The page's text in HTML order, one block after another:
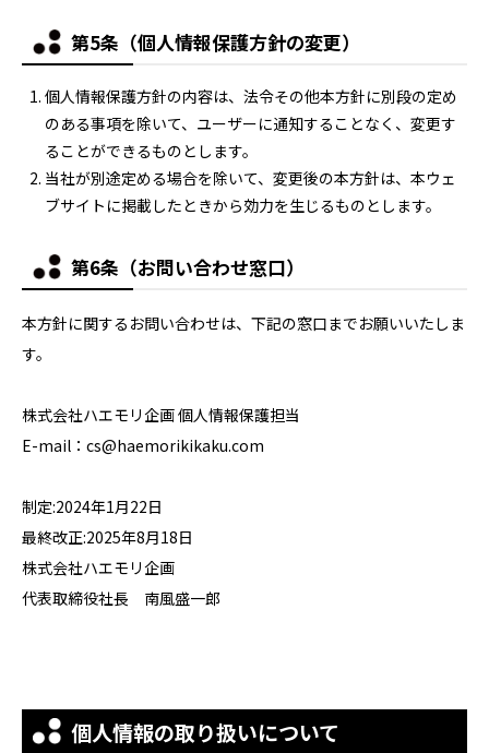
第5条（個人情報保護方針の変更）
個人情報保護方針の内容は、法令その他本方針に別段の定め
のある事項を除いて、ユーザーに通知することなく、変更す
ることができるものとします。
当社が別途定める場合を除いて、変更後の本方針は、本ウェ
ブサイトに掲載したときから効力を生じるものとします。
第6条（お問い合わせ窓口）
本方針に関するお問い合わせは、下記の窓口までお願いいたしま
す。
株式会社ハエモリ企画 個人情報保護担当
E-mail：cs@haemorikikaku.com
制定:2024年1月22日
最終改正:2025年8月18日
株式会社ハエモリ企画
代表取締役社長 南風盛一郎
個人情報の取り扱いについて